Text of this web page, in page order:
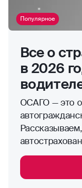
Популярное
Все о
в 2026
ОСАГО — это